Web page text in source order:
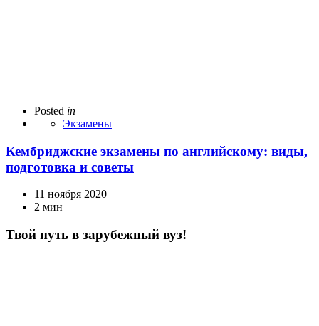
Posted in
Экзамены
Кембриджские экзамены по английскому: виды,
подготовка и советы
11 ноября 2020
2 мин
Твой путь в зарубежный вуз!